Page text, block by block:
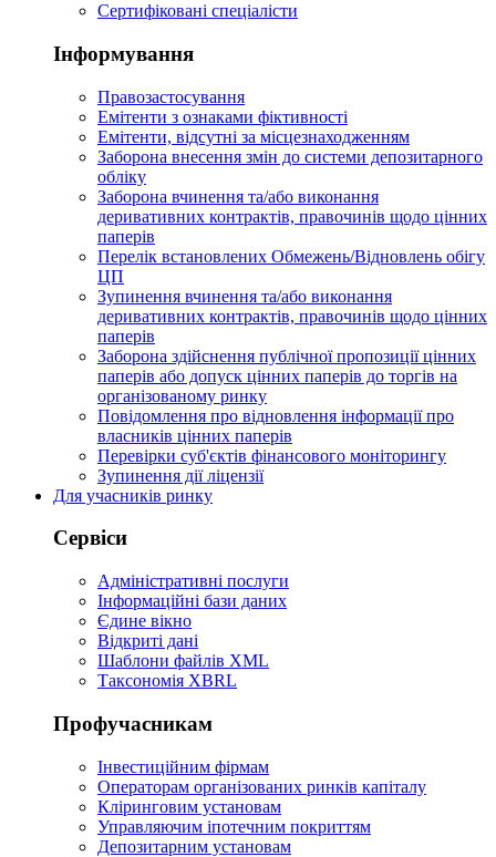
Сертифіковані спеціалісти
Інформування
Правозастосування
Емітенти з ознаками фіктивності
Eмітенти, відсутні за місцезнаходженням
Заборона внесення змін до системи депозитарного
обліку
Заборона вчинення та/або виконання
деривативних контрактів, правочинів щодо цінних
паперів
Перелік встановлених Обмежень/Відновлень обігу
ЦП
Зупинення вчинення та/або виконання
деривативних контрактів, правочинів щодо цінних
паперів
Заборона здійснення публічної пропозиції цінних
паперів або допуск цінних паперів до торгів на
організованому ринку
Повідомлення про відновлення інформації про
власників цінних паперів
Перевірки суб'єктів фінансового моніторингу
Зупинення дії ліцензії
Для учасників ринку
Сервіси
Адміністративні послуги
Інформаційні бази даних
Єдине вікно
Відкриті дані
Шаблони файлів XML
Таксономія XBRL
Профучасникам
Інвестиційним фірмам
Операторам організованих ринків капіталу
Кліринговим установам
Управляючим іпотечним покриттям
Депозитарним установам